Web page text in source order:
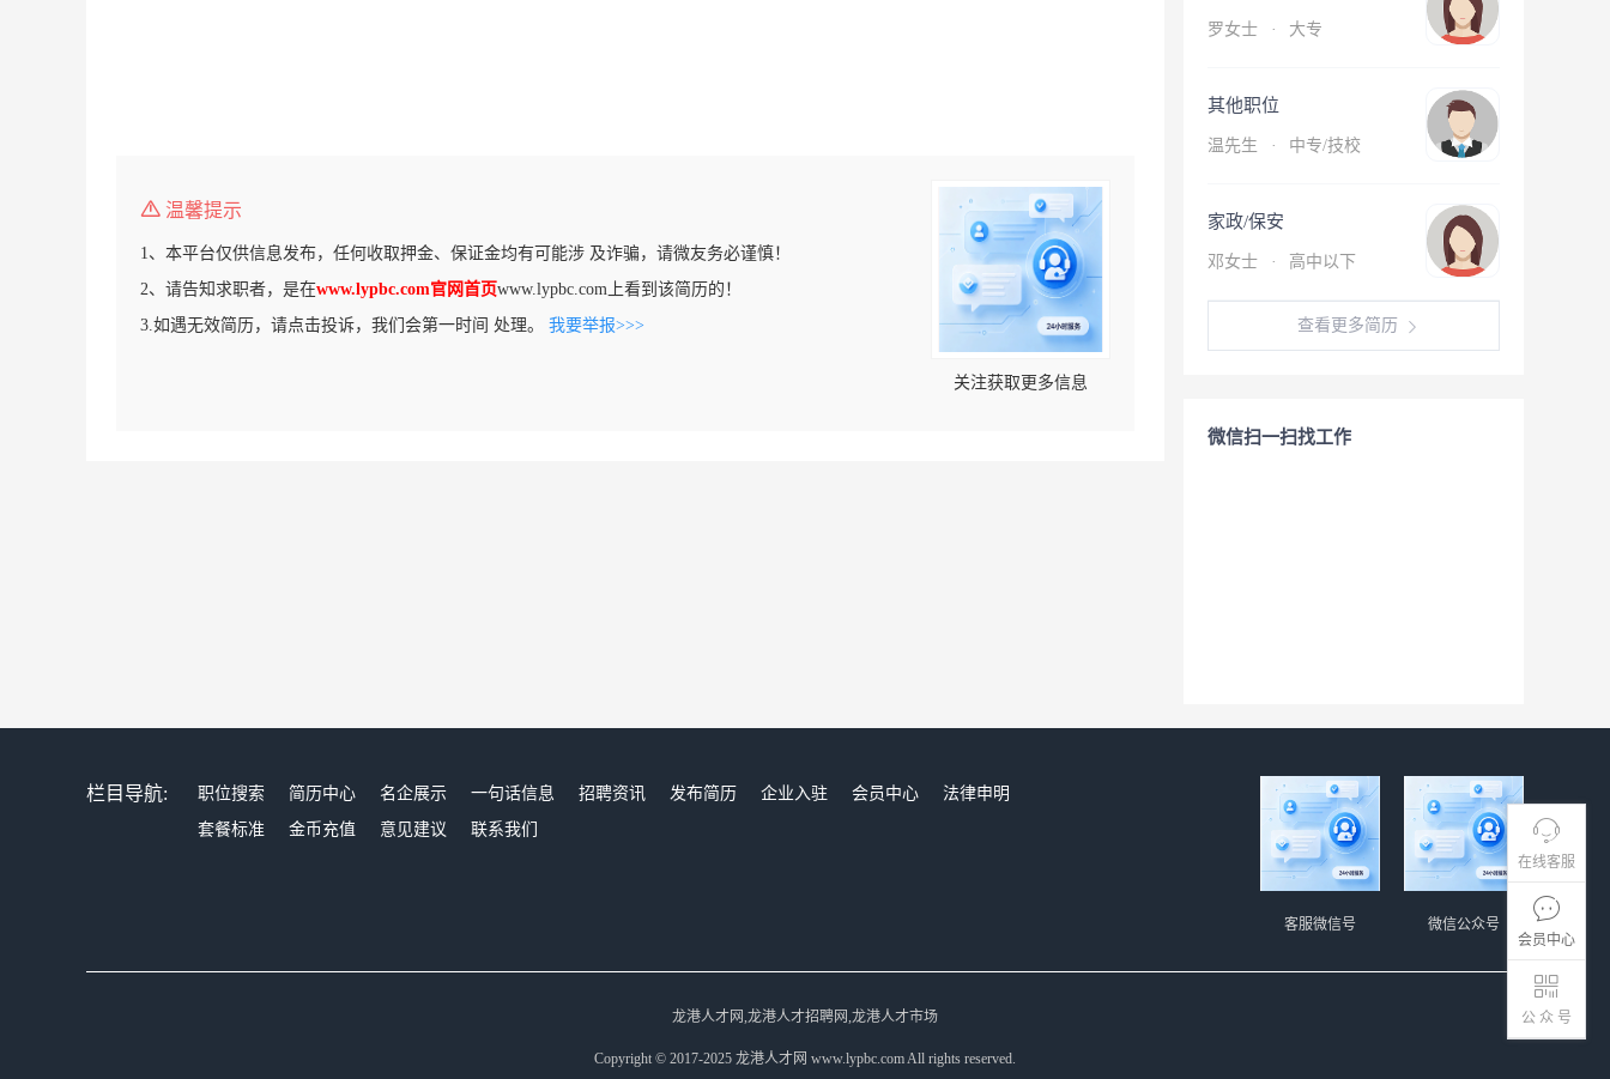
在线客服
会员中心
公 众 号
温馨提示
1、本平台仅供信息发布，任何收取押金、保证金均有可能涉 及诈骗，请微友务必谨慎！
2、请告知求职者，是在www.lypbc.com官网首页www.lypbc.com上看到该简历的！
3.如遇无效简历，请点击投诉，我们会第一时间 处理。 我要举报>>>
关注获取更多信息
罗女士 · 大专
其他职位
温先生 · 中专/技校
家政/保安
邓女士 · 高中以下
查看更多简历
微信扫一扫找工作
栏目导航: 职位搜索 简历中心 名企展示 一句话信息 招聘资讯 发布简历 企业入驻 会员中心
法律申明
套餐标准
金币充值 意见建议 联系我们
微信公众号
客服微信号
龙港人才网,龙港人才招聘网,龙港人才市场
Copyright © 2017-2025 龙港人才网 www.lypbc.com All rights reserved.